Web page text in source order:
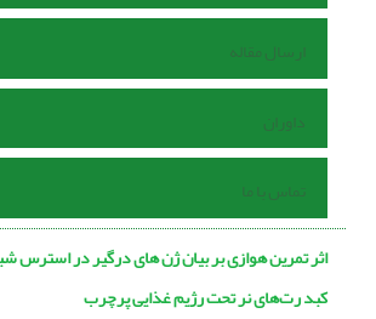
ارسال مقاله
داوران
تماس با ما
اثر تمرین هوازی بر بیان ژن های درگیر در استرس
کبد رت‌های نر تحت رژیم غذایی پرچرب